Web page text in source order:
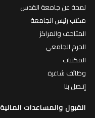
لمحة عن جامعة القدس
مكتب رئيس الجامعة
المتاحف والمراكز
الحرم الجامعي
المكتبات
وظائف شاغرة
إتـصل بنا
القبول والمساعدات المالية